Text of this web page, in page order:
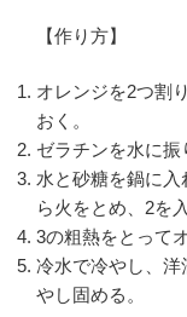
【作り方】
オレンジを2つ割
おく。
ゼラチンを水に振
水と砂糖を鍋に
ら火をとめ、2を
3の粗熱をとって
冷水で冷やし、
やし固める。